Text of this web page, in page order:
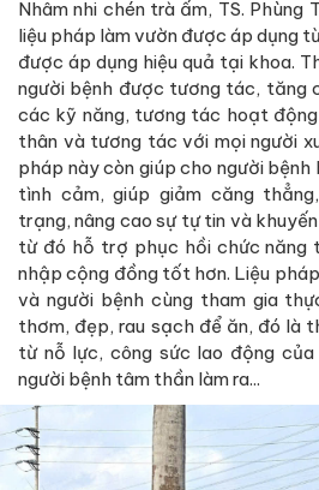
Nhâm nhi chén trà ấm, TS. Phùng
liệu pháp làm vườn được áp dụng
được áp dụng hiệu quả tại khoa.
người bệnh được tương tác, tăng
các kỹ năng, tương tác hoạt
thân và tương tác với mọi người
pháp này còn giúp cho người
tình cảm, giúp giảm căng
trạng, nâng cao sự tự tin và
từ đó hỗ trợ phục hồi chức năng
nhập cộng đồng tốt hơn. Liệu
và người bệnh cùng tham gia
thơm, đẹp, rau sạch để ăn, đó là
từ nỗ lực, công sức lao động
người bệnh tâm thần làm ra...